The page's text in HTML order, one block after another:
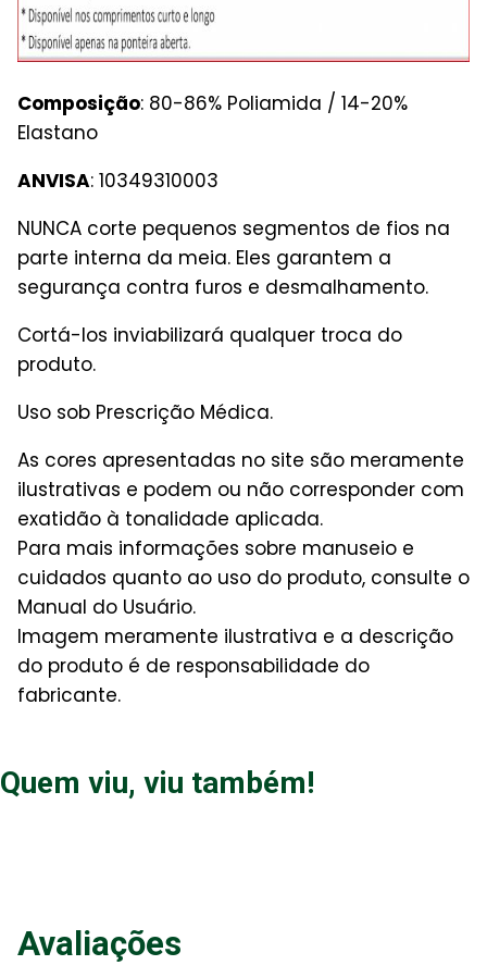
Composição: 80-86% Poliamida / 14-20%
Elastano
ANVISA: 10349310003
NUNCA corte pequenos segmentos de fios na
parte interna da meia. Eles garantem a
segurança contra furos e desmalhamento.
Cortá-los inviabilizará qualquer troca do
produto.
Uso sob Prescrição Médica.
As cores apresentadas no site são meramente
ilustrativas e podem ou não corresponder com
exatidão à tonalidade aplicada.
Para mais informações sobre manuseio e
cuidados quanto ao uso do produto, consulte o
Manual do Usuário.
Imagem meramente ilustrativa e a descrição
do produto é de responsabilidade do
fabricante.
Quem viu, viu também!
Avaliações